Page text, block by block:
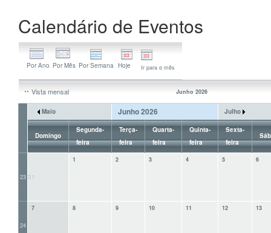
Calendário de Eventos
Ir para o mês
Vista mensal Junho 2026
Maio Junho 2026 Julho
Domingo
Segunda-
feira
Terça-
feira
Quarta-
feira
Quinta-
feira
Sexta-
feira
23 31
1 2 3 4 5 6
24
7 8 9 10 11 12 13